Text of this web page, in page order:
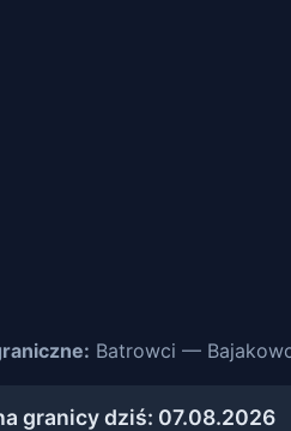
Batrowci —
granicy dziś: 07.08.2026